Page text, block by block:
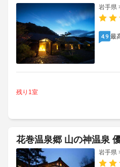
岩手県
4.9 最
残り1室
花巻温泉郷 山の神温泉
岩手県